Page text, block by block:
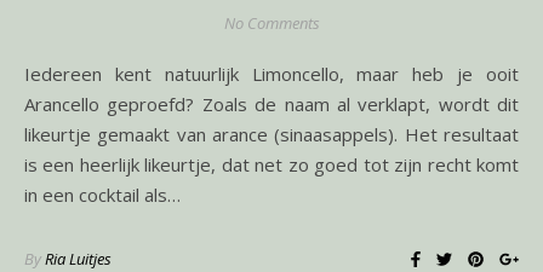
No Comments
Iedereen kent natuurlijk Limoncello, maar heb je ooit
Arancello geproefd? Zoals de naam al verklapt, wordt dit
likeurtje gemaakt van arance (sinaasappels). Het resultaat
is een heerlijk likeurtje, dat net zo goed tot zijn recht komt
in een cocktail als…
ByRia Luitjes